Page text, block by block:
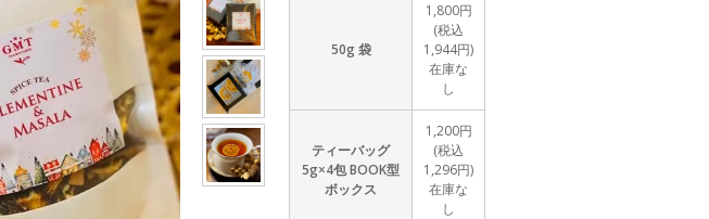
50g 袋
1,800円
(税込
1,944円)
在庫な
し
ティーバッグ
5g×4包 BOOK型
ボックス
1,200円
(税込
1,296円)
在庫な
し